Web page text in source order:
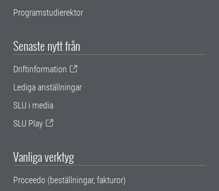
Programstudierektor
Senaste nytt från
Driftinformation
Lediga anställningar
SLU i media
SLU Play
Vanliga verktyg
Proceedo (beställningar, fakturor)